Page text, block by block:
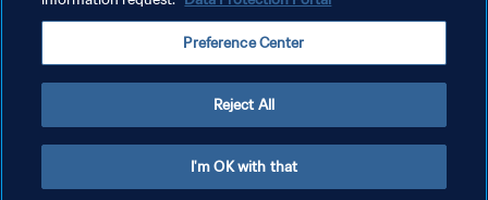
POLÍTICA DE PRIVACIDAD
AJUSTAR LA CONFIGURACIÓN DE LAS COOKIES
Copyright © 1994 - 2026 FIFA. Todos los derechos reservados.
Preference Center
Reject All
I'm OK with that